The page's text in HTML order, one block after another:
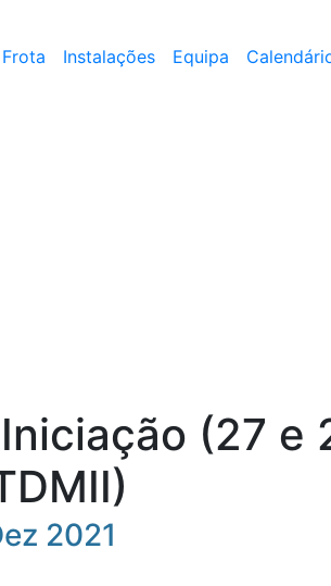
Frota Instalações Equipa
(27 e
2021